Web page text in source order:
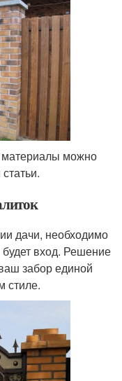
материалы можно
дачи, необходимо
вход. Решение
забор единой
стиле.